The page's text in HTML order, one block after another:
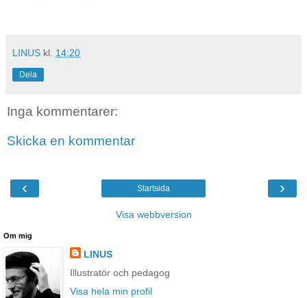
LINUS kl. 14:20
Dela
Inga kommentarer:
Skicka en kommentar
‹ ›
Startsida
Visa webbversion
Om mig
LINUS
Illustratör och pedagog
Visa hela min profil